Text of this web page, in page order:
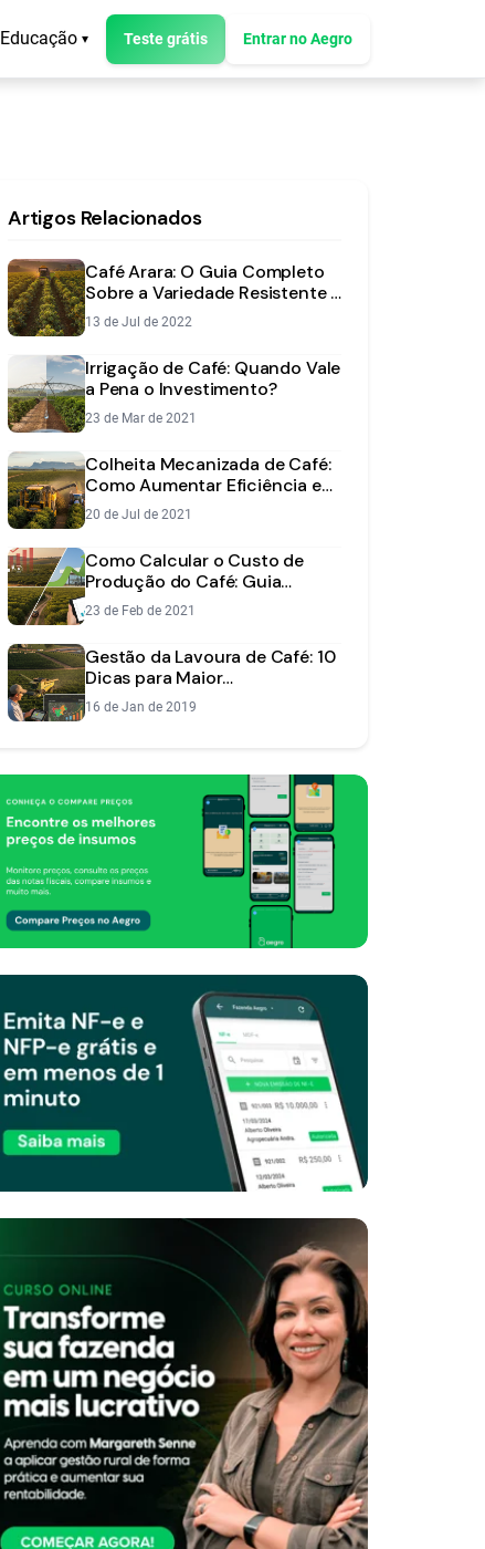
Educação ▾ Teste grátis Entrar no Aegro
Artigos Relacionados
Café Arara: O Guia Completo
Sobre a Variedade Resistente e
Produtiva
13 de Jul de 2022
Irrigação de Café: Quando Vale
a Pena o Investimento?
23 de Mar de 2021
Colheita Mecanizada de Café:
Como Aumentar Eficiência e
Reduzir Custos
20 de Jul de 2021
Como Calcular o Custo de
Produção do Café: Guia
Completo e Prático
23 de Feb de 2021
Gestão da Lavoura de Café: 10
Dicas para Maior
Produtividade e Lucro
16 de Jan de 2019